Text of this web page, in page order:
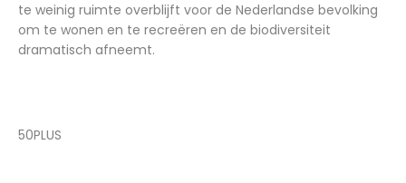
te weinig ruimte overblijft voor de Nederlandse bevolking
om te wonen en te recreëren en de biodiversiteit
dramatisch afneemt.
50PLUS